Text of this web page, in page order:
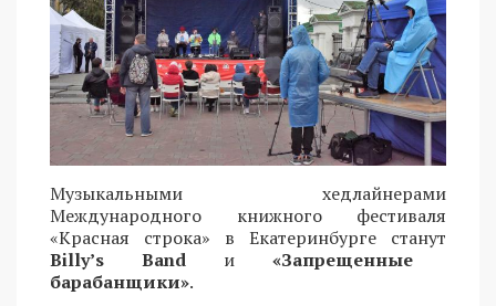
Музыкальными хедлайнерами
Международного книжного фестиваля
«Красная строка» в Екатеринбурге станут
Billy’s Band и «Запрещенные
барабанщики».